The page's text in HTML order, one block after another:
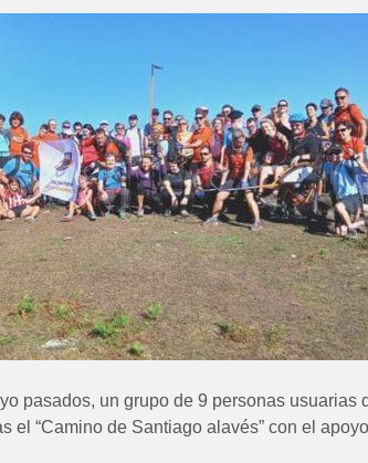
pasados, un grupo de 9 personas usuarias
el “Camino de Santiago alavés” con el